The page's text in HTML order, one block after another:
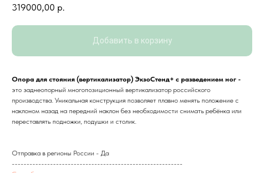
319000,00 р.
Добавить в корзину
Опора для стояния (вертикализатор) ЭкзоСтенд+ с разведением ног -
это заднеопорный многопозиционный вертикализатор российского
производства. Уникальная конструкция позволяет плавно менять положение с
наклоном назад на передний наклон без необходимости снимать ребёнка или
переставлять подножки, подушки и столик.
Отправка в регионы России - Да
----------------------------------------------------------